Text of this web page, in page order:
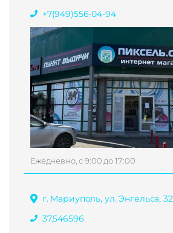
+7(949)556-04-94
Ежедневно, с 9:00 до 17:00
г. Мариуполь, ул. Энгельса, 32
37.546596